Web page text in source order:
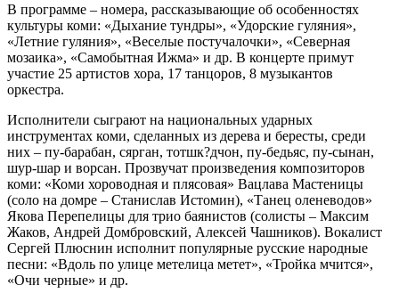
В программе – номера, рассказывающие об особенностях
культуры коми: «Дыхание тундры», «Удорские гуляния»,
«Летние гуляния», «Веселые постучалочки», «Северная
мозаика», «Самобытная Ижма» и др. В концерте примут
участие 25 артистов хора, 17 танцоров, 8 музыкантов
оркестра.
Исполнители сыграют на национальных ударных
инструментах коми, сделанных из дерева и бересты, среди
них – пу-барабан, сярган, тотшк?дчон, пу-бедьяс, пу-сынан,
шур-шар и ворсан. Прозвучат произведения композиторов
коми: «Коми хороводная и плясовая» Вацлава Мастеницы
(соло на домре – Станислав Истомин), «Танец оленеводов»
Якова Перепелицы для трио баянистов (солисты – Максим
Жаков, Андрей Домбровский, Алексей Чашников). Вокалист
Сергей Плюснин исполнит популярные русские народные
песни: «Вдоль по улице метелица метет», «Тройка мчится»,
«Очи черные» и др.